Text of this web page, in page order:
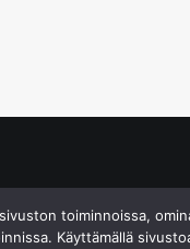
toiminnoissa,
Käyttämällä